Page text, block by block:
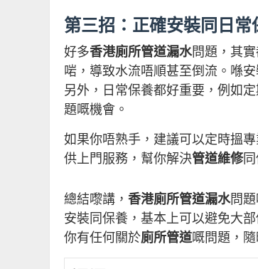
第三招：正確安裝同日
好多香港廁所管道漏水問題，其
啱，導致水流唔順甚至倒流。喺
另外，日常保養都好重要，例如
題嘅機會。
如果你唔熟手，建議可以定時搵
供上門服務，幫你解決管道維修
總結嚟講， 香港廁所管道漏水問
安裝同保養，基本上可以避免大
你有任何關於廁所管道嘅問題，